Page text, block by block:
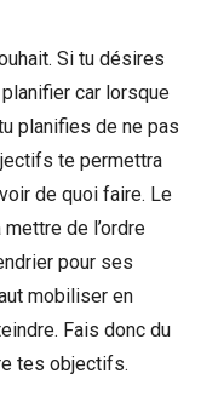
Si tu désires
car lorsque
planifies de ne pas
te permettra
de quoi faire. Le
de l’ordre
pour ses
mobiliser en
Fais donc du
tes objectifs.